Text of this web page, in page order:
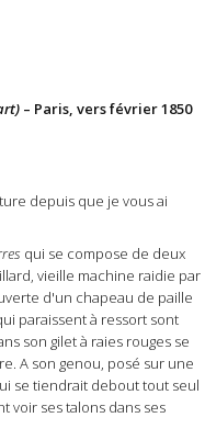
– Paris, vers février 1850
depuis que je vous ai
qui se compose de deux
vieille machine raidie par
d'un chapeau de paille
paraissent à ressort sont
son gilet à raies rouges se
A son genou, posé sur une
se tiendrait debout tout seul
voir ses talons dans ses